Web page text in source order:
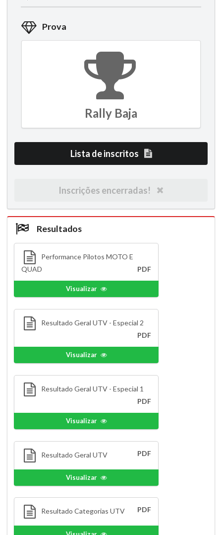
Prova
Rally Baja
Lista de inscritos
Inscrições encerradas!
Resultados
Performance Pilotos MOTO E
QUAD
PDF
Visualizar
Resultado Geral UTV - Especial 2
PDF
Visualizar
Resultado Geral UTV - Especial 1
PDF
Visualizar
Resultado Geral UTV PDF
Visualizar
Resultado Categorias UTV PDF